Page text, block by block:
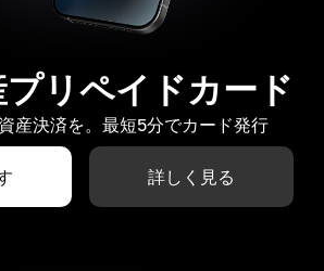
リペイドカード
産決済を。最短5分でカード発行
詳しく見る